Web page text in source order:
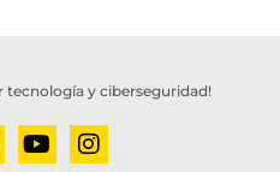
tecnología y ciberseguridad!